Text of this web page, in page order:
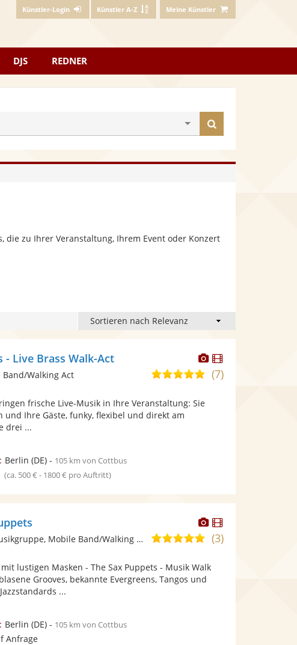
Künstler-Login Künstler A-Z Meine Künstler
DJS REDNER
finden
die zu Ihrer Veranstaltung, Ihrem Event oder Konzert
Dieser
Künstler
stellt
Dieser
Künstler
- Live Brass Walk-Act
5,0
5
(7)
Band/Walking Act
frische Live-Musik in Ihre Veranstaltung: Sie
und Ihre Gäste, funky, flexibel und direkt am
drei ...
Berlin (DE)- 105 km von Cottbus
(ca. 500 € - 1800 € pro Auftritt)
Dieser
Künstler
stellt
bereit.
Dieser
Künstler
5,0
5
Sternen
(3)
Ensemble/Musikgruppe, Mobile Band/Walking Act
lustigen Masken - The Sax Puppets - Musik Walk
Grooves, bekannte Evergreens, Tangos und
...
Berlin (DE)- 105 km von Cottbus
Anfrage